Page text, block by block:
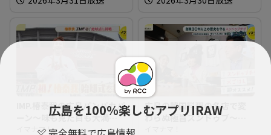
広島を100％楽しむアプリIRAW
IMP.椿泰我の広島パンパカパ
ーン～味も見た目も大満
足！クロワッサン専門店 ＆
イマナマ！
広島の韓国料理の名店で変
わらぬ極旨スンドゥブ～オ